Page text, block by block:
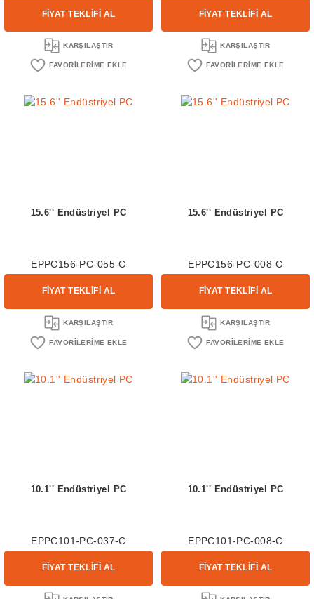
FİYAT TEKLİFİ AL
KARŞILAŞTIR
FİYAT TEKLİFİ AL
KARŞILAŞTIR
15.6'' Endüstriyel PC
EPPC156-PC-055-C
FİYAT TEKLİFİ AL
KARŞILAŞTIR
15.6'' Endüstriyel PC
EPPC156-PC-008-C
FİYAT TEKLİFİ AL
KARŞILAŞTIR
10.1'' Endüstriyel PC
EPPC101-PC-037-C
FİYAT TEKLİFİ AL
10.1'' Endüstriyel PC
EPPC101-PC-008-C
FİYAT TEKLİFİ AL